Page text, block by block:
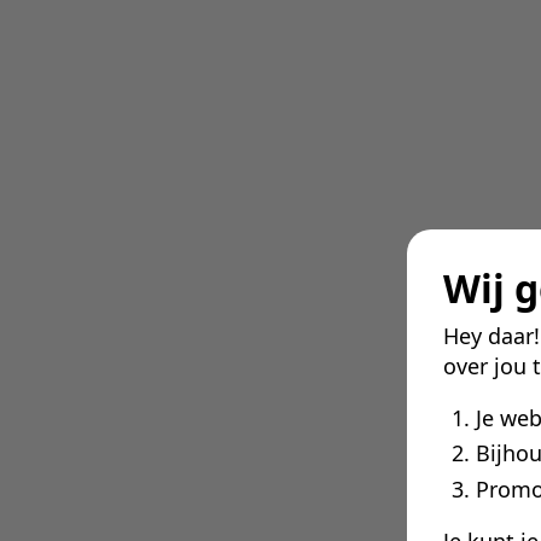
Wij
Hey
over jou
Je